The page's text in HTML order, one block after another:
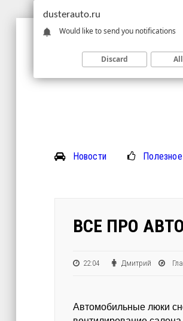
Новости Полезное
ВСЕ ПРО
22:04 Дмитрий
Автомобильные люки
dusterauto.ru
Would like to send you notifications
Discard